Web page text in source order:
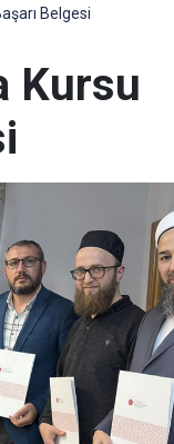
Belgesi
Kursu